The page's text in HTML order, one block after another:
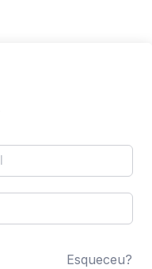
Esqueceu?